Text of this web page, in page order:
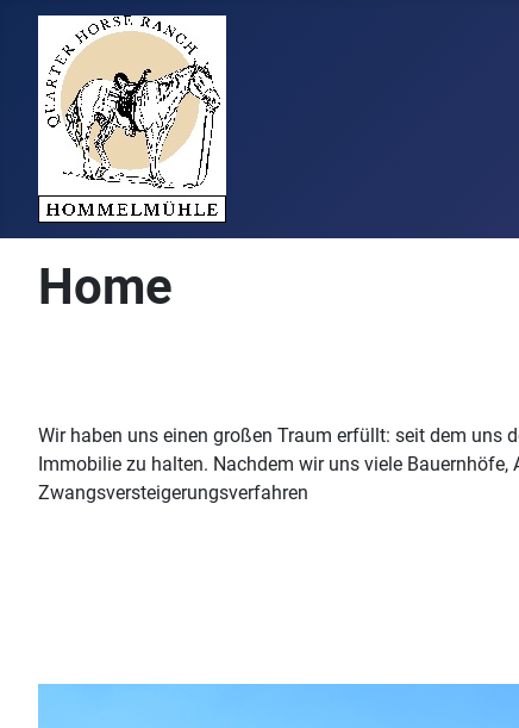
Home
Wir haben uns einen großen Traum erfüllt: seit dem uns
Immobilie zu halten. Nachdem wir uns viele
Zwangsversteigerungsverfahren